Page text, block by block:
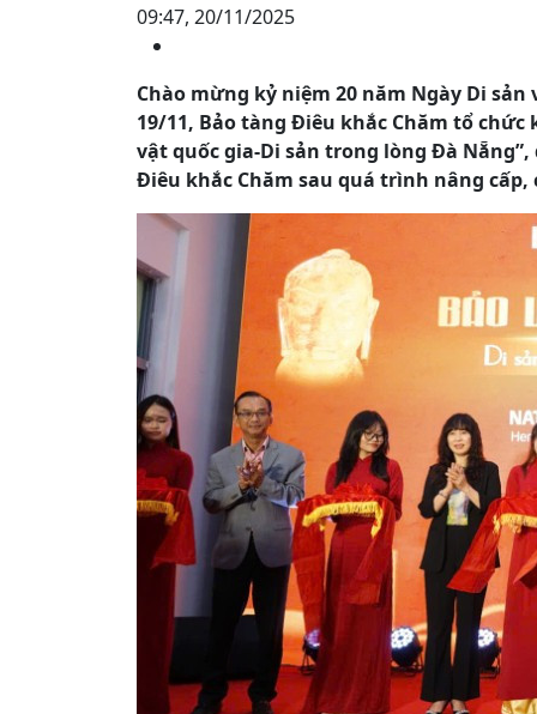
09:47, 20/11/2025
Chào mừng kỷ niệm 20 năm Ngày Di sản
19/11, Bảo tàng Điêu khắc Chăm tổ
vật quốc gia-Di sản trong lòng Đà
Điêu khắc Chăm sau quá trình nâng cấp,